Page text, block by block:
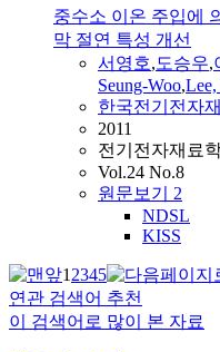
중수소 이온 주입에
막 절연 특성 개선
서영호,도승우,
Seung-Woo,
한국전기전자
2011
전기전자재료
Vol.24 No.8
원문보기 2
NDSL
KISS
12345
연관 검색어 추천
이 검색어로 많이 본 자료